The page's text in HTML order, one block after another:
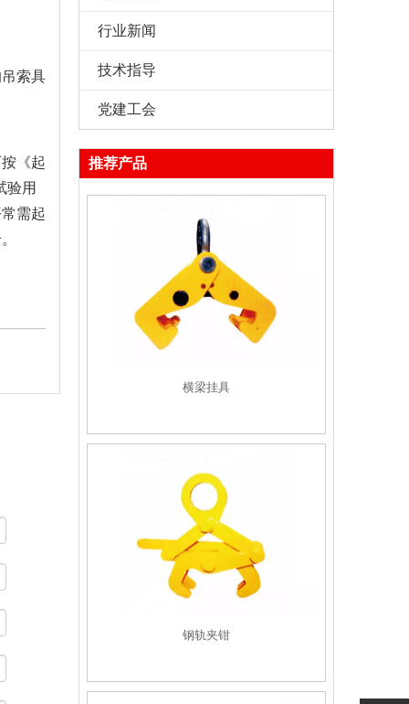
索具
《起
验用
需起
行业新闻
技术指导
党建工会
推荐产品
横梁挂具
钢轨夹钳